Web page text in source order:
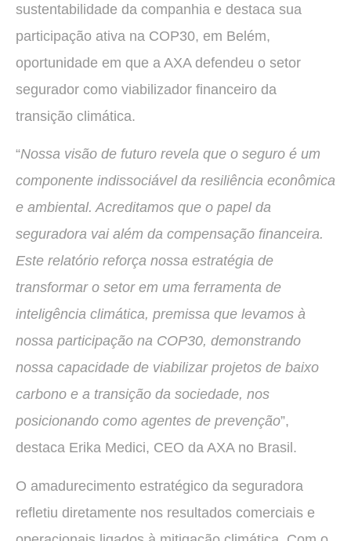
sustentabilidade da companhia e destaca sua
participação ativa na COP30, em Belém,
oportunidade em que a AXA defendeu o setor
segurador como viabilizador financeiro da
transição climática.
“Nossa visão de futuro revela que o seguro é um
componente indissociável da resiliência econômica
e ambiental. Acreditamos que o papel da
seguradora vai além da compensação financeira.
Este relatório reforça nossa estratégia de
transformar o setor em uma ferramenta de
inteligência climática, premissa que levamos à
nossa participação na COP30, demonstrando
nossa capacidade de viabilizar projetos de baixo
carbono e a transição da sociedade, nos
posicionando como agentes de prevenção”,
destaca Erika Medici, CEO da AXA no Brasil.
O amadurecimento estratégico da seguradora
refletiu diretamente nos resultados comerciais e